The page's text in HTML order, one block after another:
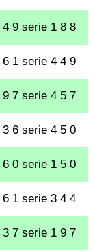
4 9 serie 1 8 8
6 1 serie 4 4 9
9 7 serie 4 5 7
3 6 serie 4 5 0
6 0 serie 1 5 0
6 1 serie 3 4 4
3 7 serie 1 9 7